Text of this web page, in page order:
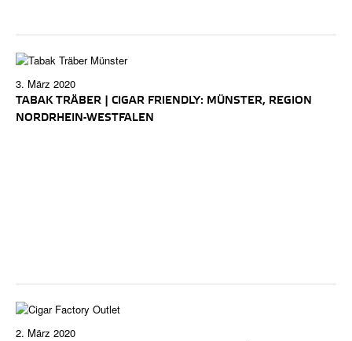
3. März 2020
TABAK TRÄBER | CIGAR FRIENDLY: MÜNSTER, REGION
NORDRHEIN-WESTFALEN
2. März 2020